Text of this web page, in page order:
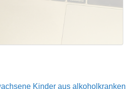
Kinder aus alkoholkranken